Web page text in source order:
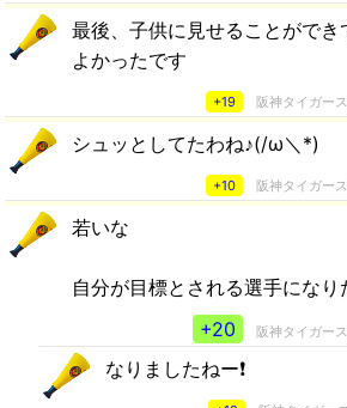
最後、子供に見せることができ
よかったです
+19 阪神タイガース
シュッとしてたわね♪(/ω＼*)
+10 阪神タイガース
若いな
自分が目標とされる選手になり
+20
阪神タイガース
なりましたねー❗